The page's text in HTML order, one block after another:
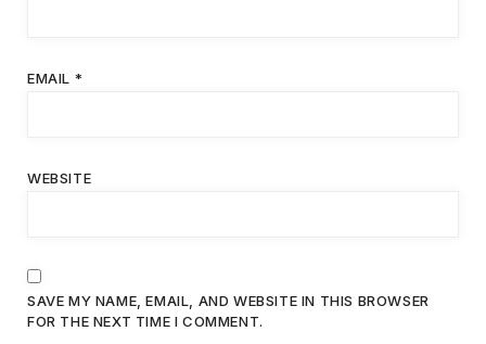
EMAIL *
WEBSITE
SAVE MY NAME, EMAIL, AND WEBSITE IN THIS BROWSER
FOR THE NEXT TIME I COMMENT.